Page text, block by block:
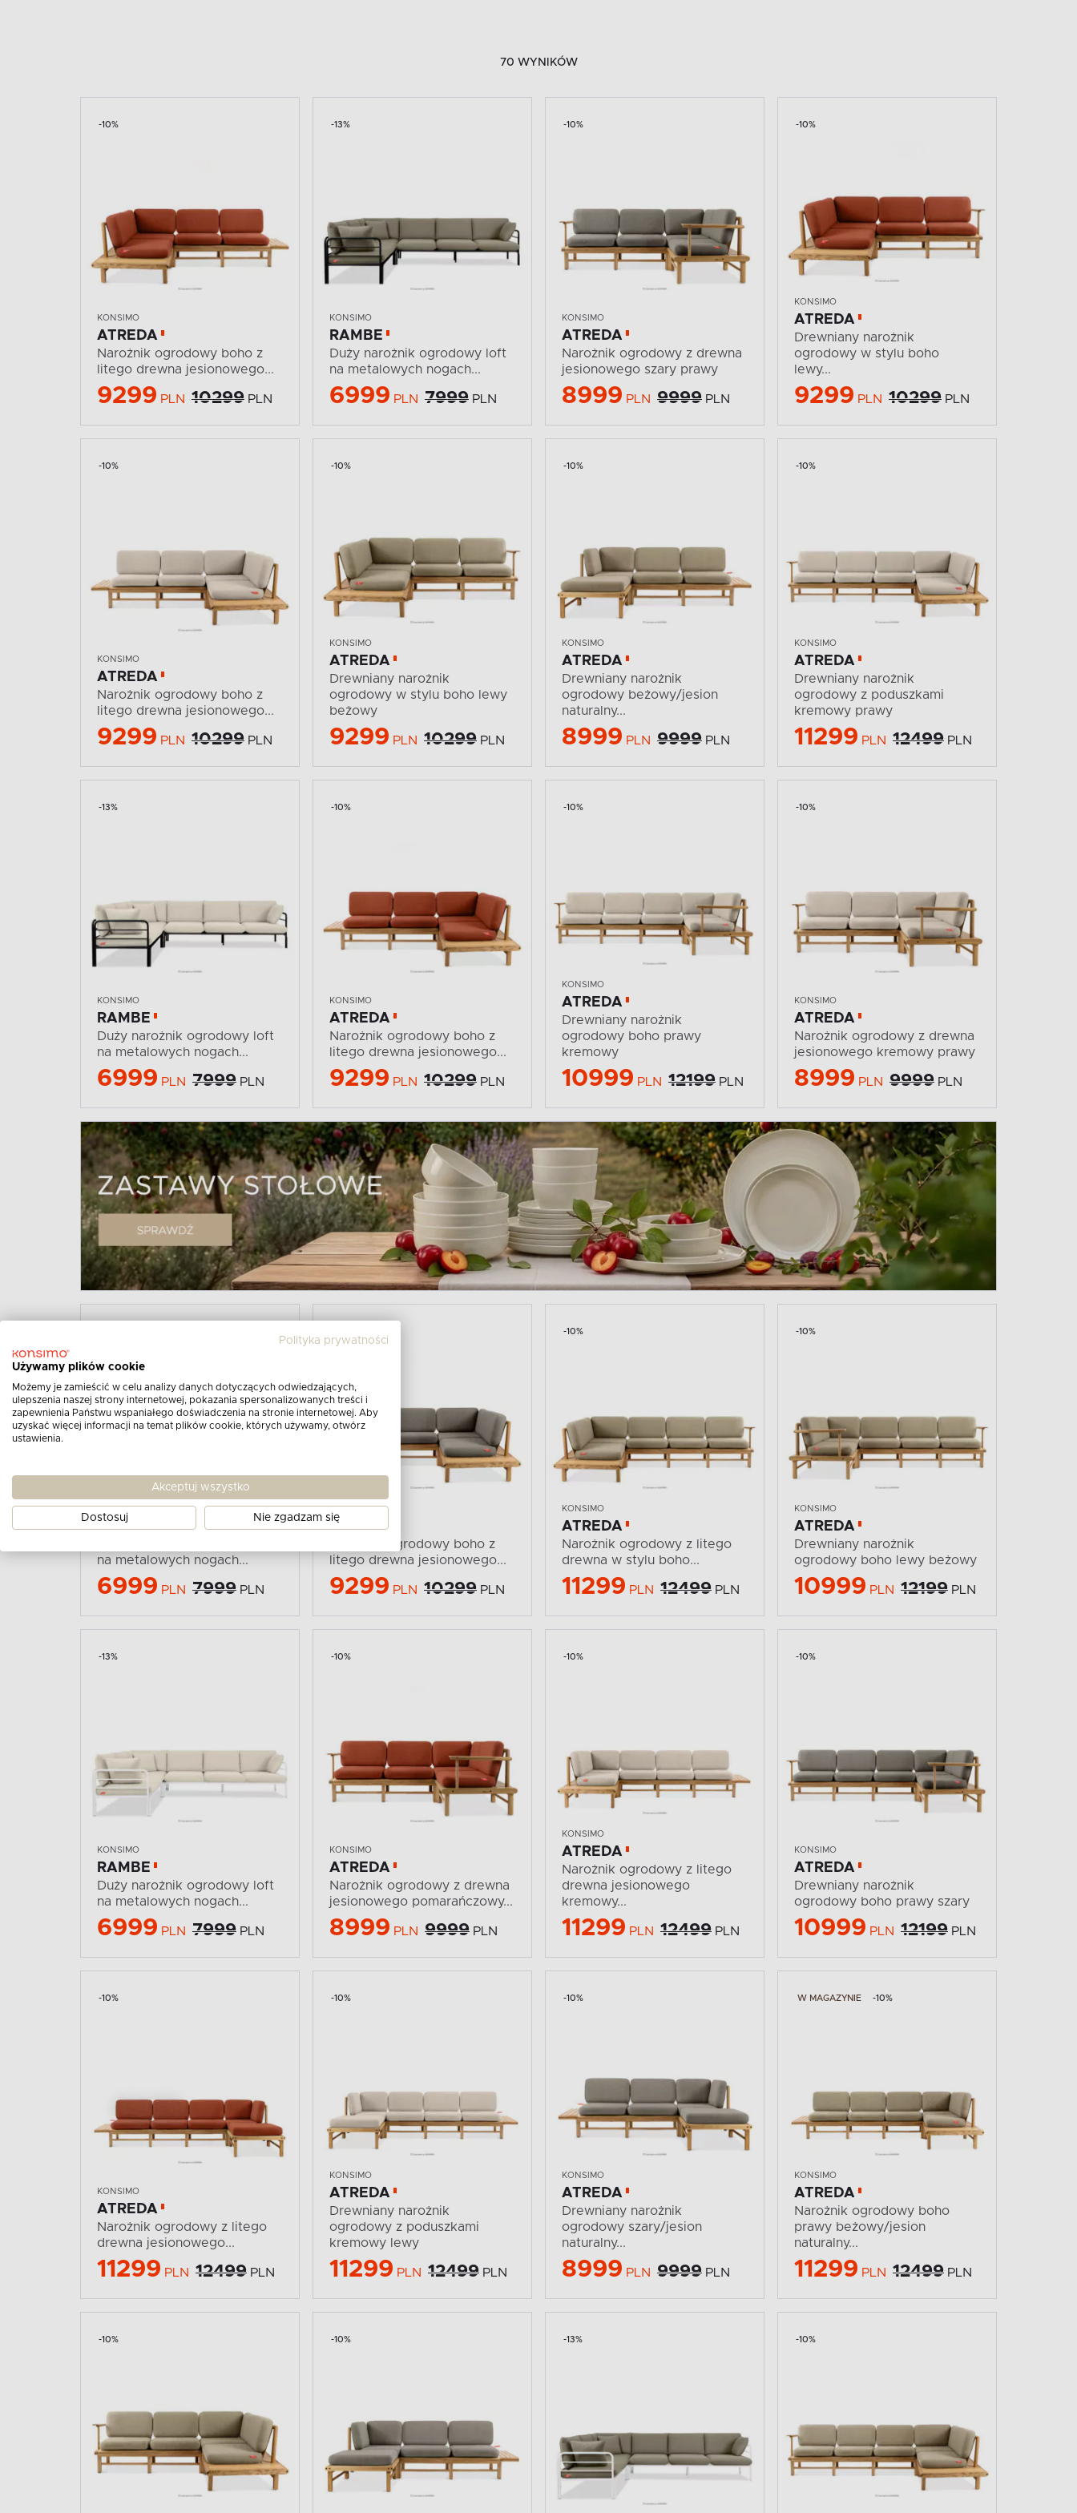
70 WYNIKÓW
-10%
KONSIMO
ATREDA
Narożnik ogrodowy boho z
litego drewna jesionowego...
9299 PLN 10299 PLN
-13%
KONSIMO
RAMBE
Duży narożnik ogrodowy loft
na metalowych nogach...
6999 PLN 7999 PLN
-10%
KONSIMO
ATREDA
Narożnik ogrodowy z drewna
jesionowego szary prawy
8999 PLN 9999 PLN
-10%
KONSIMO
ATREDA
Drewniany narożnik
ogrodowy w stylu boho
lewy...
9299 PLN 10299 PLN
-10%
KONSIMO
ATREDA
Narożnik ogrodowy boho z
litego drewna jesionowego...
9299 PLN 10299 PLN
-10%
KONSIMO
ATREDA
Drewniany narożnik
ogrodowy w stylu boho lewy
beżowy
9299 PLN 10299 PLN
-10%
KONSIMO
ATREDA
Drewniany narożnik
ogrodowy beżowy/jesion
naturalny...
8999 PLN 9999 PLN
-10%
KONSIMO
ATREDA
Drewniany narożnik
ogrodowy z poduszkami
kremowy prawy
11299 PLN 12499 PLN
-13%
KONSIMO
RAMBE
Duży narożnik ogrodowy loft
na metalowych nogach...
6999 PLN 7999 PLN
-10%
KONSIMO
ATREDA
Narożnik ogrodowy boho z
litego drewna jesionowego...
9299 PLN 10299 PLN
-10%
KONSIMO
ATREDA
Drewniany narożnik
ogrodowy boho prawy
kremowy
10999 PLN 12199 PLN
-10%
KONSIMO
ATREDA
Narożnik ogrodowy z drewna
jesionowego kremowy prawy
8999 PLN 9999 PLN
KONSIMO
RAMBE
na metalowych nogach...
6999 PLN 7999 PLN
KONSIMO
ATREDA
Narożnik ogrodowy boho z
litego drewna jesionowego...
9299 PLN 10299 PLN
-10%
KONSIMO
ATREDA
Narożnik ogrodowy z litego
drewna w stylu boho...
11299 PLN 12499 PLN
-10%
KONSIMO
ATREDA
Drewniany narożnik
ogrodowy boho lewy beżowy
10999 PLN 12199 PLN
-13%
KONSIMO
RAMBE
Duży narożnik ogrodowy loft
na metalowych nogach...
6999 PLN 7999 PLN
-10%
KONSIMO
ATREDA
Narożnik ogrodowy z drewna
jesionowego pomarańczowy...
8999 PLN 9999 PLN
-10%
KONSIMO
ATREDA
Narożnik ogrodowy z litego
drewna jesionowego
kremowy...
11299 PLN 12499 PLN
-10%
KONSIMO
ATREDA
Drewniany narożnik
ogrodowy boho prawy szary
10999 PLN 12199 PLN
-10%
KONSIMO
ATREDA
Narożnik ogrodowy z litego
drewna jesionowego...
11299 PLN 12499 PLN
-10%
KONSIMO
ATREDA
Drewniany narożnik
ogrodowy z poduszkami
kremowy lewy
11299 PLN 12499 PLN
-10%
KONSIMO
ATREDA
Drewniany narożnik
ogrodowy szary/jesion
naturalny...
8999 PLN 9999 PLN
W MAGAZYNIE -10%
KONSIMO
ATREDA
Narożnik ogrodowy boho
prawy beżowy/jesion
naturalny...
11299 PLN 12499 PLN
-10% -10% -13% -10%
Polityka prywatności
Używamy plików cookie
Możemy je zamieścić w celu analizy danych dotyczących odwiedzających,
ulepszenia naszej strony internetowej, pokazania spersonalizowanych treści i
zapewnienia Państwu wspaniałego doświadczenia na stronie internetowej. Aby
uzyskać więcej informacji na temat plików cookie, których używamy, otwórz
ustawienia.
Akceptuj wszystko
Dostosuj Nie zgadzam się